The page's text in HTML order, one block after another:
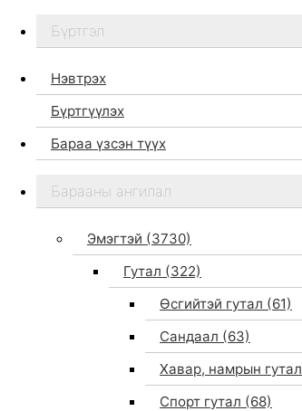
Бидний тухай
Дэлгүүр
Бүртгэл
Нэвтрэх
Бүртгүүлэх
Бараа үзсэн түүх
Барааны ангилал
Эмэгтэй (3730)
Гутал (322)
Өсгийтэй гутал (61)
Сандаал (63)
Хавар, намрын гутал
Спорт гутал (68)